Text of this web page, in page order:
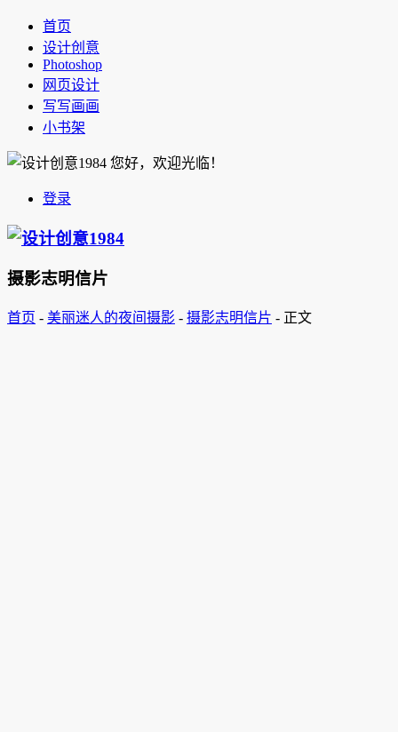
首页
设计创意
Photoshop
网页设计
写写画画
小书架
您好，欢迎光临！
登录
摄影志明信片
首页 - 美丽迷人的夜间摄影 - 摄影志明信片 - 正文